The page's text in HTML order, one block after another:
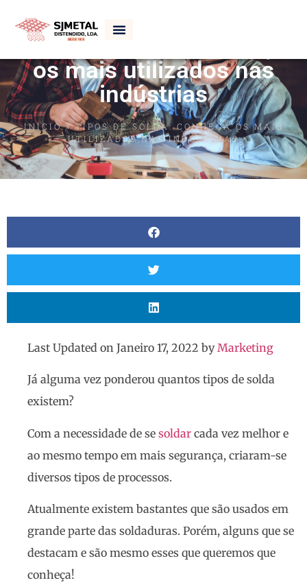
Tipos de solda: Conheça
os mais utilizados nas
indústrias
INÍCIO»TIPOS DE SOLDA: CONHEÇA OS MAIS
UTILIZADOS NAS INDÚSTRIAS
Last Updated on Janeiro 17, 2022 byMarketing
Já alguma vez ponderou quantos tipos de solda
existem?
Com a necessidade de se soldar cada vez melhor e
ao mesmo tempo em mais segurança, criaram-se
diversos tipos de processos.
Atualmente existem bastantes que são usados em
grande parte das soldaduras. Porém, alguns que se
destacam e são mesmo esses que queremos que
conheça!